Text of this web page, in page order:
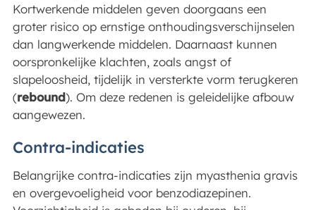
Kortwerkende middelen geven doorgaans een
groter risico op ernstige onthoudingsverschijnselen
dan langwerkende middelen. Daarnaast kunnen
oorspronkelijke klachten, zoals angst of
slapeloosheid, tijdelijk in versterkte vorm terugkeren
(rebound). Om deze redenen is geleidelijke afbouw
aangewezen.
Contra-indicaties
Belangrijke contra-indicaties zijn myasthenia gravis
en overgevoeligheid voor benzodiazepinen.